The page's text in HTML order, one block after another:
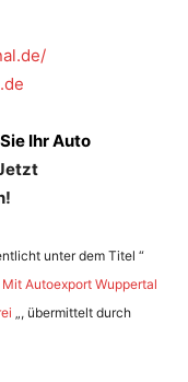
Ihr Auto
unter dem Titel “
Autoexport Wuppertal
„, übermittelt durch